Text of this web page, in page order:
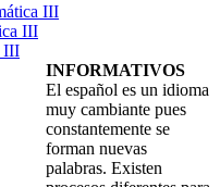
III
III
III
INFORMATIVOS
El español es un idioma
muy cambiante pues
constantemente se
forman nuevas
palabras. Existen